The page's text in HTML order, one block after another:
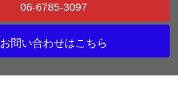
06-6785-3097
お問い合わせはこちら